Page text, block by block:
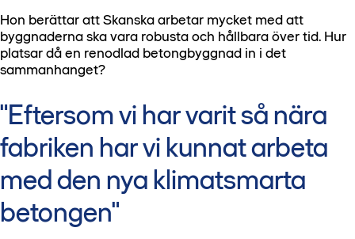
Hon berättar att Skanska arbetar mycket med att
byggnaderna ska vara robusta och hållbara över tid. Hur
platsar då en renodlad betongbyggnad in i det
sammanhanget?
"Eftersom vi har varit så nära
fabriken har vi kunnat arbeta
med den nya klimatsmarta
betongen"